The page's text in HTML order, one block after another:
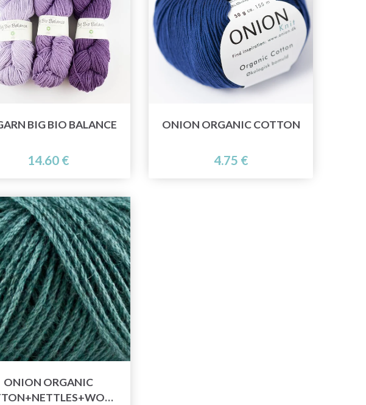
BIG BIO BALANCE
14.60 €
ONION ORGANIC COTTON
4.75 €
ONION ORGANIC
COTTON+NETTLES+WOOL